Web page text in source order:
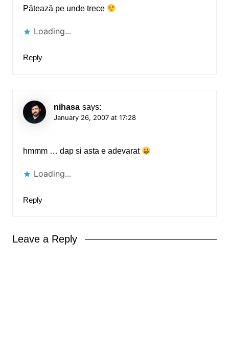
Pătează pe unde trece
Loading...
Reply
nihasa says:
January 26, 2007 at 17:28
hmmm … dap si asta e adevarat
Loading...
Reply
Leave a Reply